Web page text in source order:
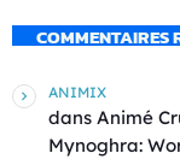
COMMENTAIRES
ANIMIX
dans Animé
Mynoghra: